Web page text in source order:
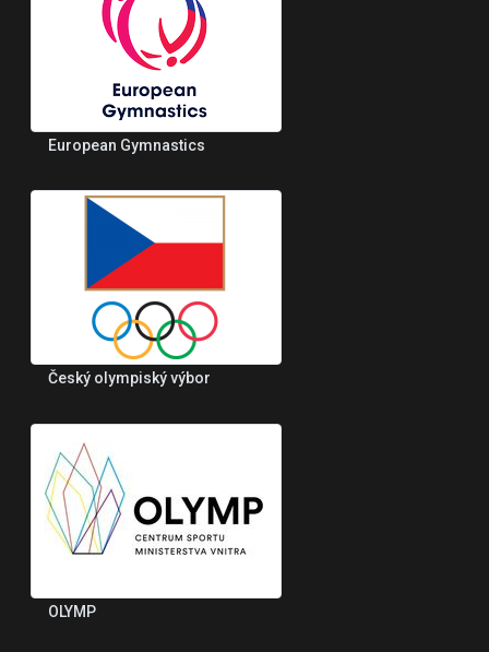
European Gymnastics
Český olympiský výbor
OLYMP